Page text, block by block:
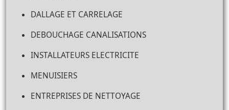
DALLAGE ET CARRELAGE
DEBOUCHAGE CANALISATIONS
INSTALLATEURS ELECTRICITE
MENUISIERS
ENTREPRISES DE NETTOYAGE